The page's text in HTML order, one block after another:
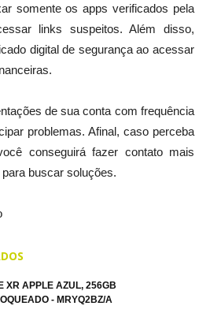
somente os apps verificados pela
links suspeitos. Além disso,
digital de segurança ao acessar
de sua conta com frequência
problemas. Afinal, caso perceba
conseguirá fazer contato mais
buscar soluções.
XR APPLE AZUL, 256GB
- MRYQ2BZ/A